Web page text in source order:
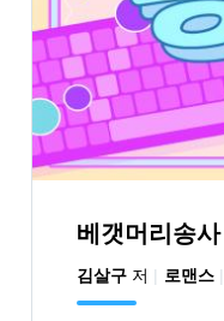
베갯머리송사
김살구저 로맨스